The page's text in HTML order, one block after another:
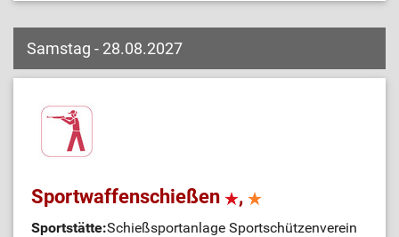
Samstag - 28.08.2027
Sportwaffenschießen ,
Sportstätte:Schießsportanlage Sportschützenverein